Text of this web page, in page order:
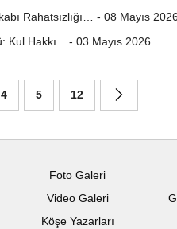
Rahatsızlığı… - 08 Mayıs 2026
Kul Hakkı... - 03 Mayıs 2026
4 5 12
Foto Galeri
Video Galeri
Köşe Yazarları